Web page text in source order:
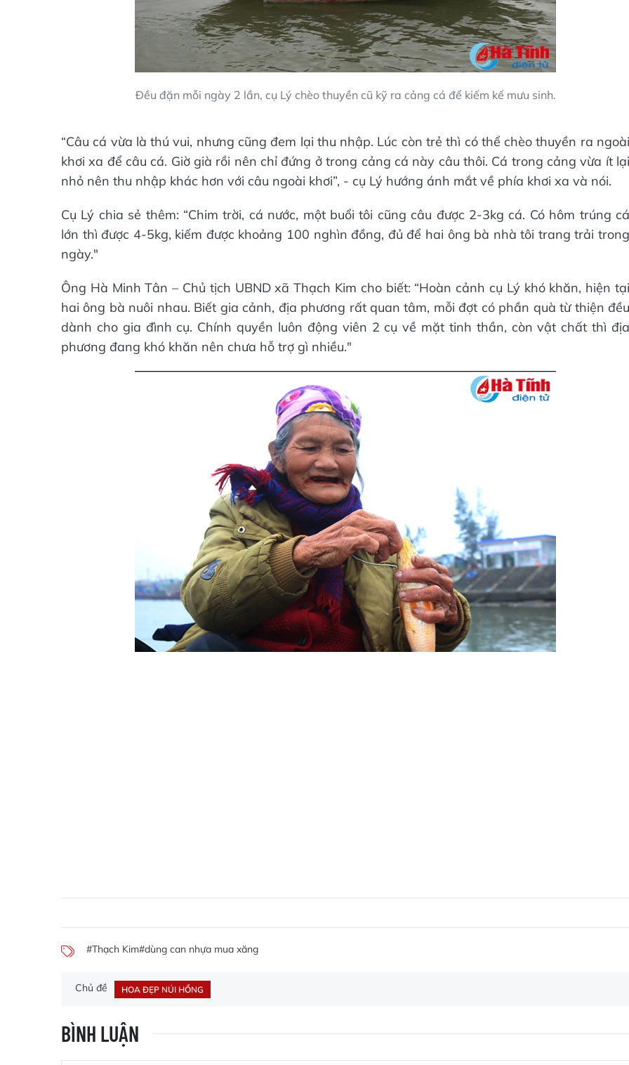
Đều đặn mỗi ngày 2 lần, cụ Lý chèo thuyền cũ kỹ ra cảng cá để kiếm kế mưu sinh.
“Câu cá vừa là thú vui, nhưng cũng đem lại thu nhập. Lúc còn trẻ thì có thể chèo thuyền ra ngoài
khơi xa để câu cá. Giờ già rồi nên chỉ đứng ở trong cảng cá này câu thôi. Cá trong cảng vừa ít lại
nhỏ nên thu nhập khác hơn với câu ngoài khơi”, - cụ Lý hướng ánh mắt về phía khơi xa và nói.
Cụ Lý chia sẻ thêm: “Chim trời, cá nước, một buổi tôi cũng câu được 2-3kg cá. Có hôm trúng cá
lớn thì được 4-5kg, kiếm được khoảng 100 nghìn đồng, đủ để hai ông bà nhà tôi trang trải trong
ngày."
Ông Hà Minh Tân – Chủ tịch UBND xã Thạch Kim cho biết: “Hoàn cảnh cụ Lý khó khăn, hiện tại
hai ông bà nuôi nhau. Biết gia cảnh, địa phương rất quan tâm, mỗi đợt có phần quà từ thiện đều
dành cho gia đình cụ. Chính quyền luôn động viên 2 cụ về mặt tinh thần, còn vật chất thì địa
phương đang khó khăn nên chưa hỗ trợ gì nhiều."
#Thạch Kim#dùng can nhựa mua xăng
Chủ đề HOA ĐẸP NÚI HỒNG
BÌNH LUẬN